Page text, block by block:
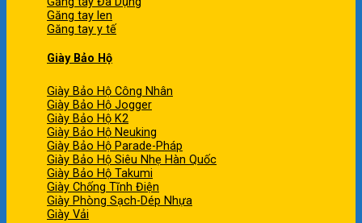
Găng tay len
Găng tay y tế
Giày Bảo Hộ
Giày Bảo Hộ Công Nhân
Giày Bảo Hộ Jogger
Giày Bảo Hộ K2
Giày Bảo Hộ Neuking
Giày Bảo Hộ Parade-Pháp
Giày Bảo Hộ Siêu Nhẹ Hàn Quốc
Giày Bảo Hộ Takumi
Giày Chống Tĩnh Điện
Giày Phòng Sạch-Dép Nhựa
Giày Vải